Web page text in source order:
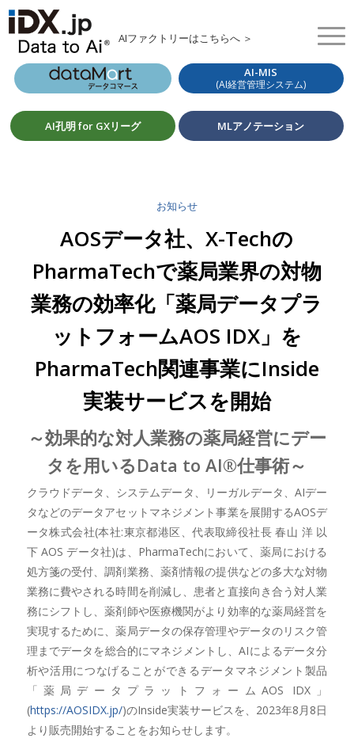
AIファクトリーはこちらへ ＞
AI-MIS
(AI経営管理システム)
AI孔明 for GXリーグ MLアノテーション
お知らせ
AOSデータ社、X-Techの
PharmaTechで薬局業界の対物
業務の効率化「薬局データプラ
ットフォームAOS IDX」を
PharmaTech関連事業にInside
実装サービスを開始
～効果的な対人業務の薬局経営にデー
タを用いるData to AI®仕事術～
クラウドデータ、システムデータ、リーガルデータ、AIデー
タなどのデータアセットマネジメント事業を展開するAOSデ
ータ株式会社(本社:東京都港区、代表取締役社長 春山 洋 以
下 AOS データ社)は、PharmaTechにおいて、薬局における
処方箋の受付、調剤業務、薬剤情報の提供などの多大な対物
業務に費やされる時間を削減し、患者と直接向き合う対人業
務にシフトし、薬剤師や医療機関がより効率的な薬局経営を
実現するために、薬局データの保存管理やデータのリスク管
理までデータを総合的にマネジメントし、AIによるデータ分
析や活用につなげることができるデータマネジメント製品
「薬局データプラットフォームAOS IDX」
(https://AOSIDX.jp/)のInside実装サービスを、2023年8月8日
より販売開始することをお知らせします。